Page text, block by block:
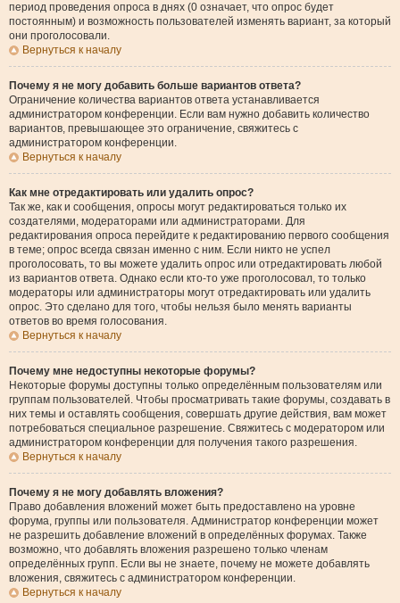
период проведения опроса в днях (0 означает, что опрос будет
постоянным) и возможность пользователей изменять вариант, за который
они проголосовали.
Вернуться к началу
Почему я не могу добавить больше вариантов ответа?
Ограничение количества вариантов ответа устанавливается
администратором конференции. Если вам нужно добавить количество
вариантов, превышающее это ограничение, свяжитесь с
администратором конференции.
Вернуться к началу
Как мне отредактировать или удалить опрос?
Так же, как и сообщения, опросы могут редактироваться только их
создателями, модераторами или администраторами. Для
редактирования опроса перейдите к редактированию первого сообщения
в теме; опрос всегда связан именно с ним. Если никто не успел
проголосовать, то вы можете удалить опрос или отредактировать любой
из вариантов ответа. Однако если кто-то уже проголосовал, то только
модераторы или администраторы могут отредактировать или удалить
опрос. Это сделано для того, чтобы нельзя было менять варианты
ответов во время голосования.
Вернуться к началу
Почему мне недоступны некоторые форумы?
Некоторые форумы доступны только определённым пользователям или
группам пользователей. Чтобы просматривать такие форумы, создавать в
них темы и оставлять сообщения, совершать другие действия, вам может
потребоваться специальное разрешение. Свяжитесь с модератором или
администратором конференции для получения такого разрешения.
Вернуться к началу
Почему я не могу добавлять вложения?
Право добавления вложений может быть предоставлено на уровне
форума, группы или пользователя. Администратор конференции может
не разрешить добавление вложений в определённых форумах. Также
возможно, что добавлять вложения разрешено только членам
определённых групп. Если вы не знаете, почему не можете добавлять
вложения, свяжитесь с администратором конференции.
Вернуться к началу